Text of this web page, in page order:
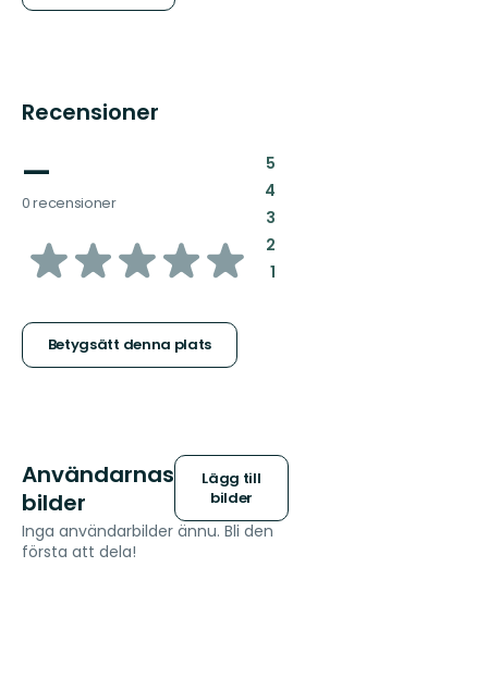
Recensioner
—
0 recensioner
av
stjärnor
Betygsätt denna plats
5:
4:
3:
2:
1:
Användarnas
bilder
Lägg till
bilder
Inga användarbilder ännu. Bli den
första att dela!